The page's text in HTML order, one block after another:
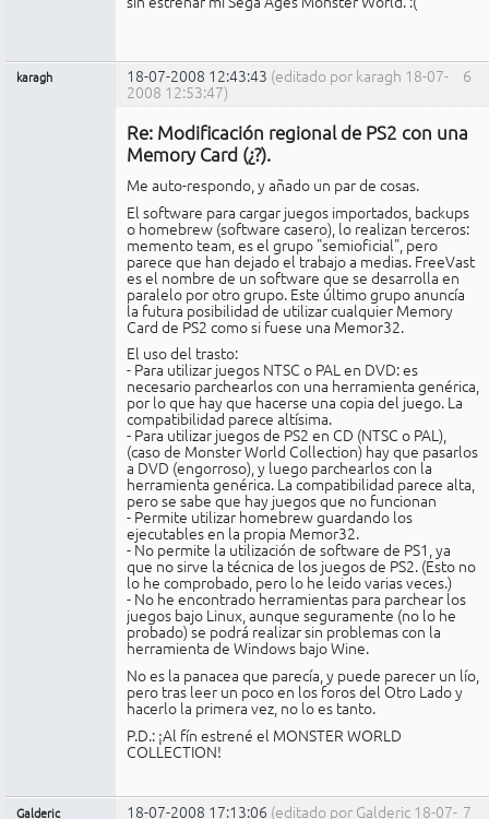
6
karagh 18-07-2008 12:43:43 (editado por karagh 18-07-
2008 12:53:47)
Re: Modificación regional de PS2 con una
Memory Card (¿?).
Me auto-respondo, y añado un par de cosas.
El software para cargar juegos importados, backups
o homebrew (software casero), lo realizan terceros:
memento team, es el grupo "semioficial", pero
parece que han dejado el trabajo a medias. FreeVast
es el nombre de un software que se desarrolla en
paralelo por otro grupo. Este último grupo anuncía
la futura posibilidad de utilizar cualquier Memory
Card de PS2 como si fuese una Memor32.
El uso del trasto:
- Para utilizar juegos NTSC o PAL en DVD: es
necesario parchearlos con una herramienta genérica,
por lo que hay que hacerse una copia del juego. La
compatibilidad parece altísima.
- Para utilizar juegos de PS2 en CD (NTSC o PAL),
(caso de Monster World Collection) hay que pasarlos
a DVD (engorroso), y luego parchearlos con la
herramienta genérica. La compatibilidad parece alta,
pero se sabe que hay juegos que no funcionan
- Permite utilizar homebrew guardando los
ejecutables en la propia Memor32.
- No permite la utilización de software de PS1, ya
que no sirve la técnica de los juegos de PS2. (Esto no
lo he comprobado, pero lo he leido varias veces.)
- No he encontrado herramientas para parchear los
juegos bajo Linux, aunque seguramente (no lo he
probado) se podrá realizar sin problemas con la
herramienta de Windows bajo Wine.
No es la panacea que parecía, y puede parecer un lío,
pero tras leer un poco en los foros del Otro Lado y
hacerlo la primera vez, no lo es tanto.
P.D.: ¡Al fín estrené el MONSTER WORLD
COLLECTION!
7
Galderic 18-07-2008 17:13:06 (editado por Galderic 18-07-